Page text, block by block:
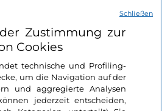
Zustimmung zur
Cookies
technische und Profiling-
um die Navigation auf der
und aggregierte Analysen
jederzeit entscheiden,
Schließen